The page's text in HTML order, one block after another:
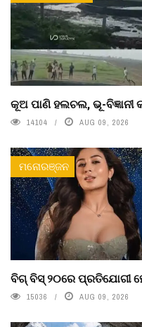
କୂଅ ପାଣି ହଲଚଲ, ଭୂ-ବିଜ୍ଞାନୀ
14104 AUG 09, 2026
ମନୋରଞ୍ଜନ
ବିଗ୍ ବିସ୍ ୨୦ରେ ପ୍ରତିଯୋଗୀ
15036 AUG 09, 2026